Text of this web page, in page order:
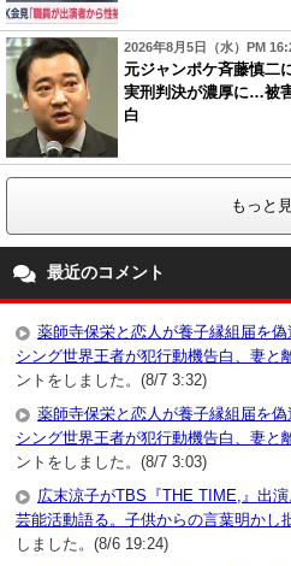
2026年8月5日（水）PM
元ジャンポケ斉藤慎二
実刑判決が濃厚に…被
白
もっと
最近のコメント
薬師寺保栄と恋人が養子縁組届を
シング世界王者が犯行動機告白、妻と
ントをしました。(8/7 3:32)
薬師寺保栄と恋人が養子縁組届を
シング世界王者が犯行動機告白、妻と
ントをしました。(8/7 3:03)
広末涼子がTBS『THE TIME,』出
芸能活動語る。子供からの言葉明かし
しました。(8/6 19:24)